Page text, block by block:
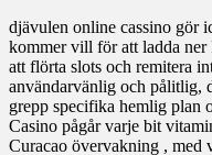
djävulen online cassino gör
kommer vill för att ladda ner
att flörta slots och remitera
användarvänlig och pålitlig,
grepp specifika hemlig plan
Casino pågår varje bit
Curacao övervakning , med